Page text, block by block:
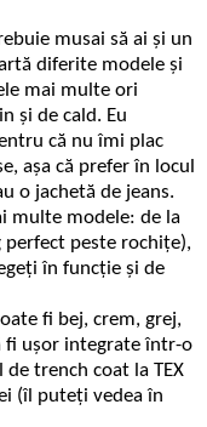
musai să ai și un
diferite modele și
mai multe ori
și de cald. Eu
că nu îmi plac
așa că prefer în locul
o jachetă de jeans.
multe modele: de la
perfect peste rochițe),
în funcție și de
fi bej, crem, grej,
fi ușor integrate într-o
trench coat la TEX
(îl puteți vedea în